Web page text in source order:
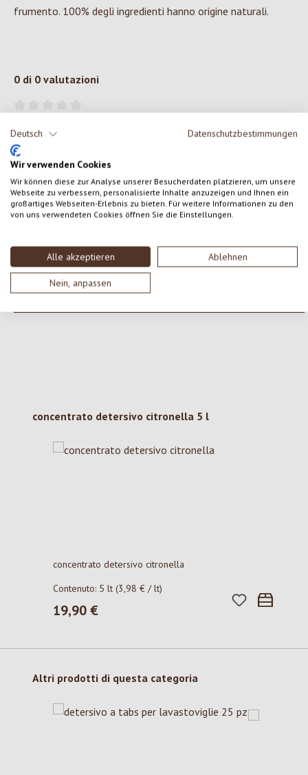
Deutsch Datenschutzbestimmungen
Wir verwenden Cookies
Wir können diese zur Analyse unserer Besucherdaten platzieren, um unsere
Webseite zu verbessern, personalisierte Inhalte anzuzeigen und Ihnen ein
großartiges Webseiten-Erlebnis zu bieten. Für weitere Informationen zu den
von uns verwendeten Cookies öffnen Sie die Einstellungen.
Alle akzeptieren Ablehnen
Nein, anpassen
frumento. 100% degli ingredienti hanno origine naturali.
0 di 0 valutazioni
Condividi le tue esperienze con il prodotto con altri clienti.
SCRIVERE UNA RECENSIONE
Nessuna recensione trovata Condividi le tue opinioni
Salta la galleria dei prodotti
concentrato detersivo citronella 5 l
concentrato detersivo citronella
Contenuto: 5 lt(3,98 € / lt)
Prezzo normale:
19,90 €
Salta la galleria dei prodotti
Altri prodotti di questa categoria